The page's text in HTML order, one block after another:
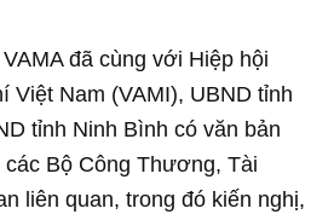
đã cùng với Hiệp hội
Việt Nam (VAMI), UBND tỉnh
tỉnh Ninh Bình có văn bản
Bộ Công Thương, Tài
liên quan, trong đó kiến nghị,